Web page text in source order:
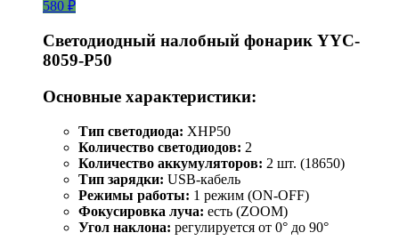
580 ₽
Светодиодный налобный фонарик YYC-
8059-P50
Основные характеристики:
Тип светодиода: XHP50
Количество светодиодов: 2
Количество аккумуляторов: 2 шт. (18650)
Тип зарядки: USB-кабель
Режимы работы: 1 режим (ON-OFF)
Фокусировка луча: есть (ZOOM)
Угол наклона: регулируется от 0° до 90°